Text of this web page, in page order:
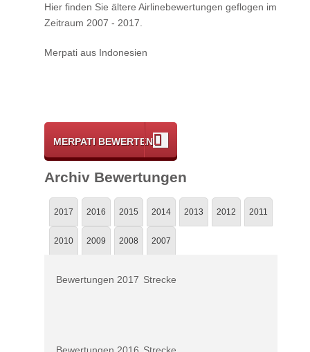
Hier finden Sie ältere Airlinebewertungen geflogen im
Zeitraum 2007 - 2017.
Merpati aus Indonesien
MERPATI BEWERTEN
Archiv Bewertungen
2017 2016 2015 2014 2013 2012 2011
2010 2009 2008 2007
Bewertungen 2017 Strecke
Bewertungen 2016 Strecke